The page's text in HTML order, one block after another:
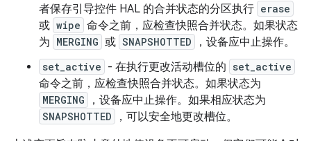
者保存引导控件 HAL 的合并状态的分区执行 erase
或 wipe 命令之前，应检查快照合并状态。如果状态
为 MERGING 或 SNAPSHOTTED ，设备应中止操作。
set_active - 在执行更改活动槽位的 set_active
命令之前，应检查快照合并状态。如果状态为
MERGING ，设备应中止操作。如果相应状态为
SNAPSHOTTED
，可以安全地更改槽位。